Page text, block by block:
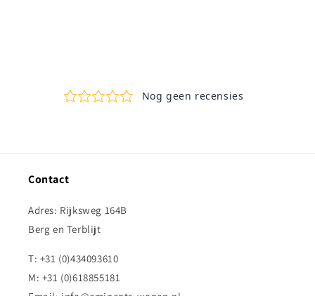
Contact
Adres: Rijksweg 164B
Berg en Terblijt
T: +31 (0)434093610
M: +31 (0)618855181